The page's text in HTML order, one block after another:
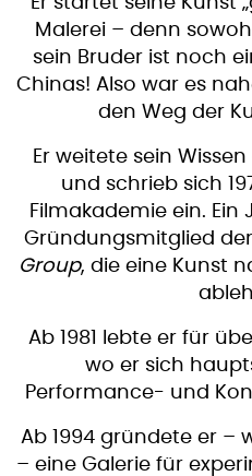
Malerei – denn
sein Bruder ist noch
Chinas! Also war es
den Weg der
Er weitete sein
und schrieb sich
Filmakademie ein.
Gründungsmitglied
Group, die eine Kunst
Ab 1981 lebte er für
wo er sich
Performance- und
Ab 1994 gründete er –
– eine Galerie für